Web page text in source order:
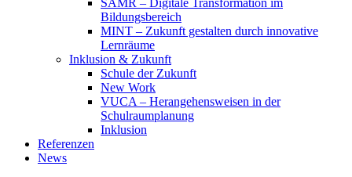
SAMR – Digitale Transformation im
Bildungsbereich
MINT – Zukunft gestalten durch innovative
Lernräume
Inklusion & Zukunft
Schule der Zukunft
New Work
VUCA – Herangehensweisen in der
Schulraumplanung
Inklusion
Referenzen
News